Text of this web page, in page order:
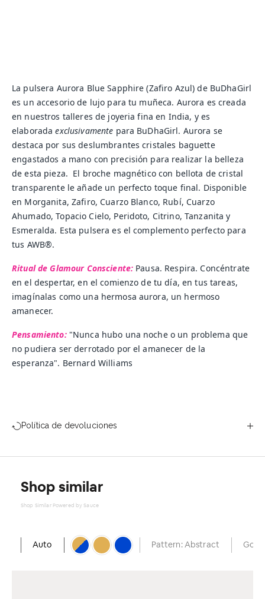
La pulsera Aurora Blue Sapphire (Zafiro Azul) de BuDhaGirl
es un accesorio de lujo para tu muñeca. Aurora es creada
en nuestros talleres de joyeria fina en India, y es
elaboradaexclusivamente para BuDhaGirl. Aurora se
destaca por sus deslumbrantes cristales baguette
engastados a mano con precisión para realizar la belleza
de esta pieza. El broche magnético con bellota de cristal
transparente le añade un perfecto toque final. Disponible
en Morganita, Zafiro, Cuarzo Blanco, Rubí, Cuarzo
Ahumado, Topacio Cielo, Peridoto, Citrino, Tanzanita y
Esmeralda. Esta pulsera es el complemento perfecto para
tus AWB®.
Ritual de Glamour Consciente: Pausa. Respira. Concéntrate
en el despertar, en el comienzo de tu día, en tus tareas,
imagínalas como una hermosa aurora, un hermoso
amanecer.
Pensamiento:"Nunca hubo una noche o un problema que
no pudiera ser derrotado por el amanecer de la
esperanza". Bernard Williams
Política de devoluciones
Shop similar
Shop Similar Powered by Sauce
Auto Pattern: Abstract Gold